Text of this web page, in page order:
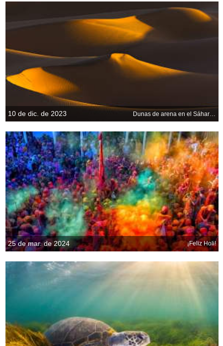
10 de dic. de 2023 Dunas de arena en el Sáhara, Argelia
25 de mar. de 2024 ¡Feliz Holi!